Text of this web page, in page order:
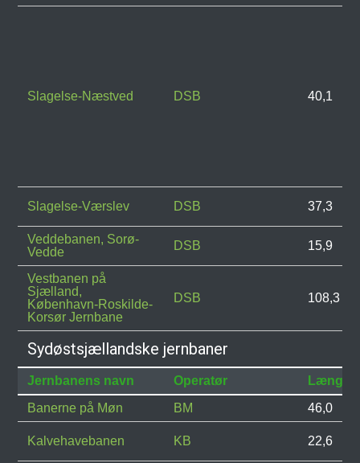
Slagelse-Næstved DSB 40,1
Slagelse-Værslev DSB 37,3
Veddebanen, Sorø-
Vedde
DSB 15,9
Vestbanen på
Sjælland,
København-Roskilde-
Korsør Jernbane
DSB 108,3
Sydøstsjællandske jernbaner
Jernbanens navn Operatør
Længde
Banerne på Møn
BM 46,0
Kalvehavebanen KB 22,6